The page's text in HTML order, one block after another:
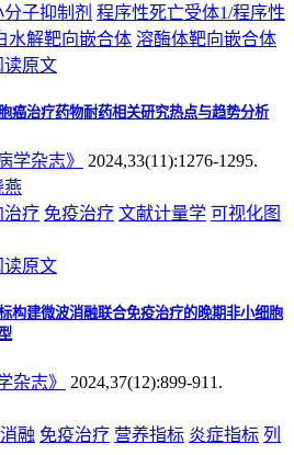
分子抑制剂 程序性死亡受体1/程序性
水解靶向嵌合体 溶酶体靶向嵌合体
读原文
癌治疗药物耐药相关研究热点与趋势分析
学杂志》
2024,33(11):1276-1295.
燕
治疗 免疫治疗 文献计量学 可视化图
读原文
构建微波消融联合免疫治疗的晚期非小细胞
杂志》
2024,37(12):899-911.
融 免疫治疗 营养指标 炎症指标 列